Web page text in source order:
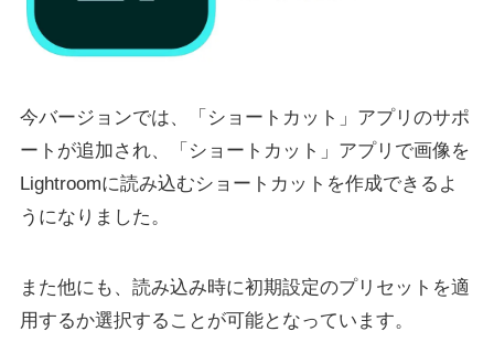
今バージョンでは、「ショートカット」アプリのサポ
ートが追加され、「ショートカット」アプリで画像を
Lightroomに読み込むショートカットを作成できるよ
うになりました。
また他にも、読み込み時に初期設定のプリセットを適
用するか選択することが可能となっています。